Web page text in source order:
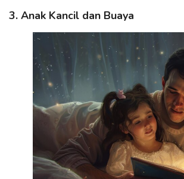
3. Anak Kancil dan Buaya